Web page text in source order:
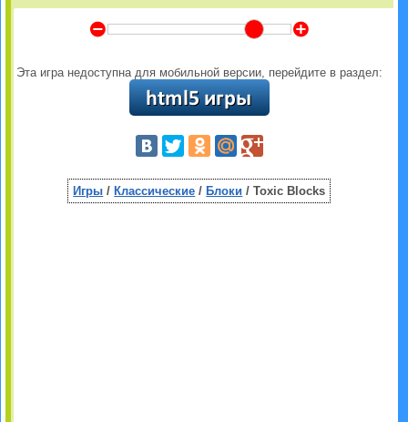
Y Z
Эта игра недоступна для мобильной версии, перейдите в раздел:
Игры / Классические / Блоки / Toxic Blocks